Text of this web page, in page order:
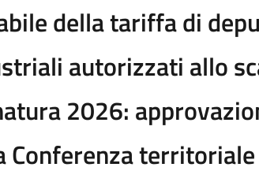
della tariffa di
autorizzati allo
2026:
Conferenza territoriale